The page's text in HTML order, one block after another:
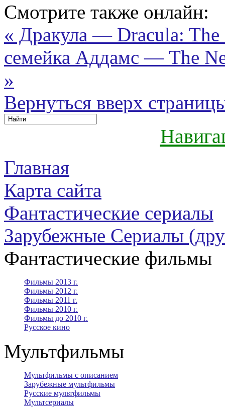
Смотрите также онлайн:
« Дракула — Dracula:
семейка Аддамс — The
»
Вернуться вверх
Главная
Карта сайта
Фантастические сериалы
Зарубежные Сериалы
Фантастические фильмы
Фильмы 2013 г.
Фильмы 2012 г.
Фильмы 2011 г.
Фильмы 2010 г.
Фильмы до 2010 г.
Русское кино
Мультфильмы
Мультфильмы с описанием
Зарубежные мультфильмы
Русские мультфильмы
Мультсериалы